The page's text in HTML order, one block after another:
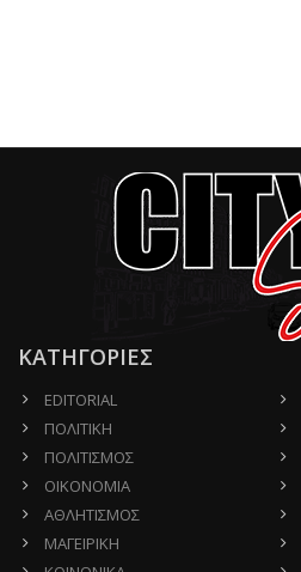
ΚΑΤΗΓΟΡΙΕΣ
EDITORIAL
ΠΟΛΙΤΙΚΗ
ΠΟΛΙΤΙΣΜΟΣ
ΟΙΚΟΝΟΜΙΑ
ΑΘΛΗΤΙΣΜΟΣ
ΜΑΓΕΙΡΙΚΗ